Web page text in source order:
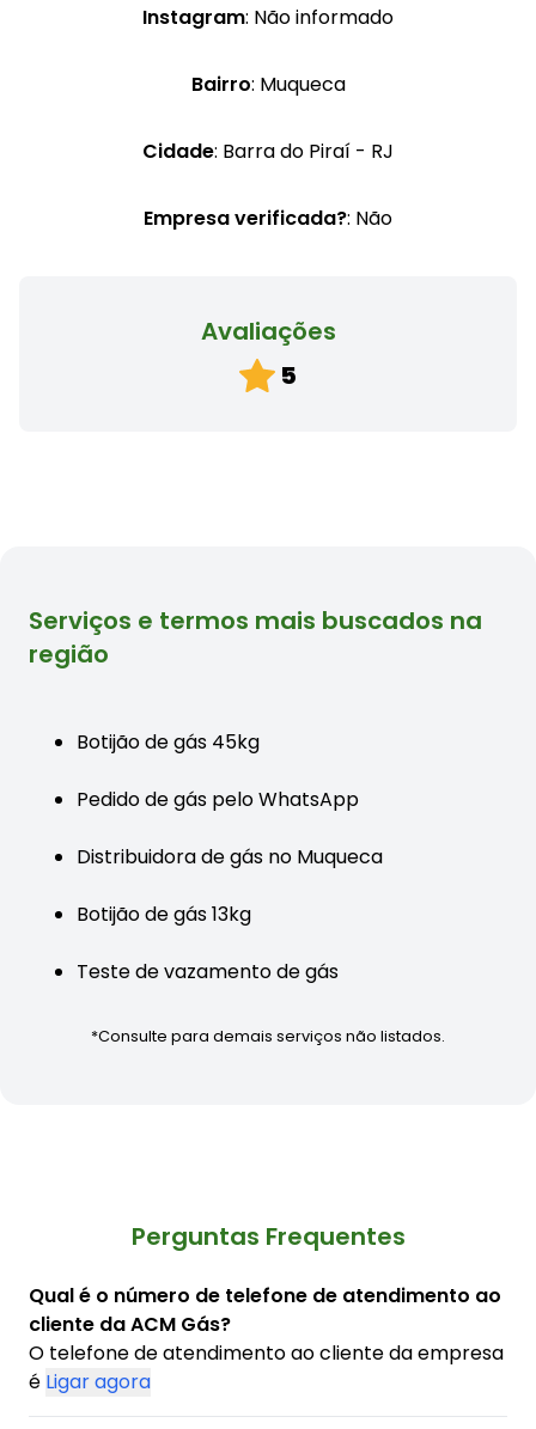
Instagram: Não informado
Bairro: Muqueca
Cidade: Barra do Piraí - RJ
Empresa verificada?: Não
Avaliações
5
Serviços e termos mais buscados na
região
Botijão de gás 45kg
Pedido de gás pelo WhatsApp
Distribuidora de gás no Muqueca
Botijão de gás 13kg
Teste de vazamento de gás
*Consulte para demais serviços não listados.
Perguntas Frequentes
Qual é o número de telefone de atendimento ao
cliente da ACM Gás?
O telefone de atendimento ao cliente da empresa
é Ligar agora